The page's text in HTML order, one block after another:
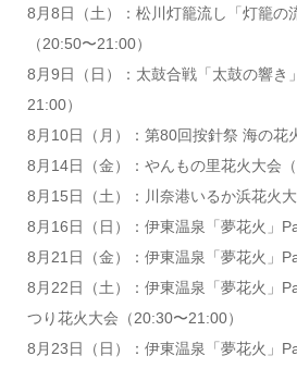
8月8日（土）：松川灯籠流し「灯籠の
（20:50〜21:00）
8月9日（日）：太鼓合戦「太鼓の響き
21:00）
8月10日（月）：第80回按針祭 海の花
8月14日（金）：やんもの里花火大会
8月15日（土）：川奈港いるか浜花火
8月16日（日）：伊東温泉「夢花火」
8月21日（金）：伊東温泉「夢花火」
8月22日（土）：伊東温泉「夢花火」
つり花火大会（20:30〜21:00）
8月23日（日）：伊東温泉「夢花火」